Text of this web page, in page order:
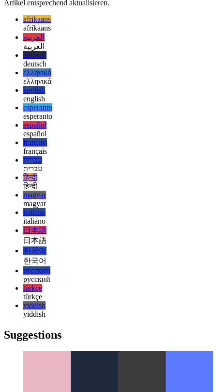
öffentliche Nutzung verfügbar, da die aktuelle neueste Node.js-
9.1 ist. Wenn Node.js Version 9.3 verwendet, werde ich diesen
Artikel entsprechend aktualisieren.
afrikaans
afrikaans
العربية
العربية
deutsch
deutsch
ελληνικά
ελληνικά
english
english
esperanto
esperanto
español
español
français
français
עברית
עברית
हिन्दी
हिन्दी
magyar
magyar
italiano
italiano
日本語
日本語
한국어
한국어
русский
русский
türkçe
yiddish
yiddish